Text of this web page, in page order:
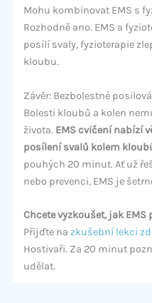
Mohu kombinovat EMS s
Rozhodně ano. EMS a
posílí svaly, fyzioterapie
kloubu.
Závěr: Bezbolestné
Bolesti kloubů a kolen
života. EMS cvičení nabízí
posílení svalů kolem
pouhých 20 minut. Ať už
nebo prevenci, EMS je
Chcete vyzkoušet, jak
Přijďte na zkušební lekci
Hostivaři. Za 20 minut
udělat.